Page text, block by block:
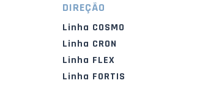
DIREÇÃO
Linha COSMO
Linha CRON
Linha FLEX
Linha FORTIS